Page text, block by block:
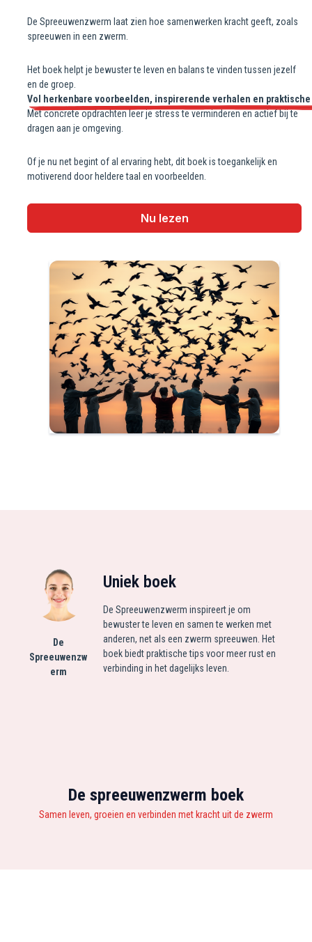
De Spreeuwenzwerm laat zien hoe samenwerken kracht geeft, zoals
spreeuwen in een zwerm.
Het boek helpt je bewuster te leven en balans te vinden tussen jezelf
en de groep.
Vol herkenbare voorbeelden, inspirerende verhalen en
Met concrete opdrachten leer je stress te verminderen en actief bij te
dragen aan je omgeving.
Of je nu net begint of al ervaring hebt, dit boek is toegankelijk en
motiverend door heldere taal en voorbeelden.
Nu lezen
De
Spreeuwenzw
erm
Uniek boek
De Spreeuwenzwerm inspireert je om
bewuster te leven en samen te werken met
anderen, net als een zwerm spreeuwen. Het
boek biedt praktische tips voor meer rust en
verbinding in het dagelijks leven.
De spreeuwenzwerm boek
Samen leven, groeien en verbinden met kracht uit de zwerm